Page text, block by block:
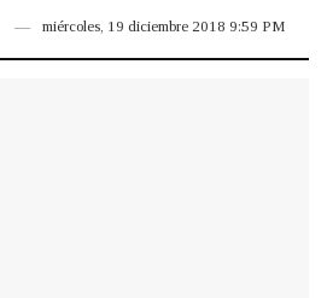
miércoles, 19 diciembre 2018 9:59 PM